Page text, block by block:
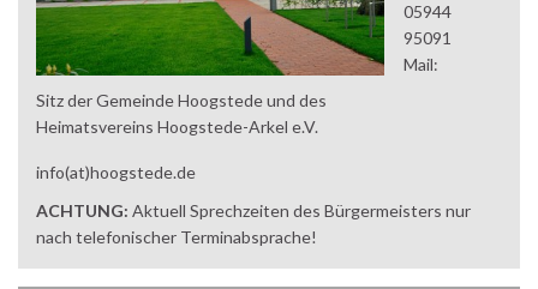
Sitz der Gemeinde Hoogstede und des
Heimatsvereins Hoogstede-Arkel e.V.
05944
95091
Mail:
info(at)hoogstede.de
ACHTUNG: Aktuell Sprechzeiten des Bürgermeisters nur
nach telefonischer Terminabsprache!